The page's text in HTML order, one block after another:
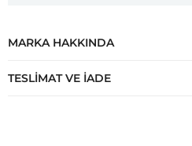
MARKA HAKKINDA
TESLIMAT VE İADE